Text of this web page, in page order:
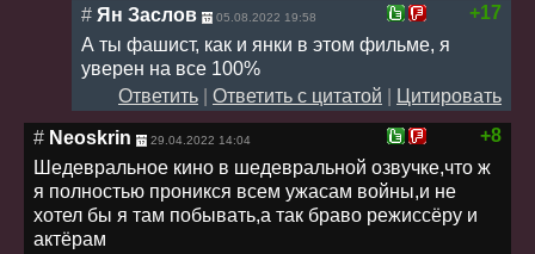
+17
# Ян Заслов 05.08.2022 19:58
А ты фашист, как и янки в этом фильме, я
уверен на все 100%
Ответить
Ответить с цитатой
Цитировать
+8
# Neoskrin 29.04.2022 14:04
Шедевральное кино в шедевральной озвучке,что ж
я полностью проникся всем ужасам войны,и не
хотел бы я там побывать,а так браво режиссёру и
актёрам